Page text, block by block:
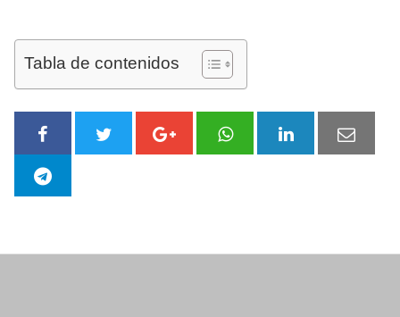
Tabla de contenidos